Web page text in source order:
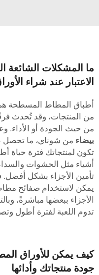
ما المشكلات الشائعة
الاعتبار عند شراء
أطباق المطاط المسطحة
من المنتجات، وقد تُحدث
من حيث الجودة أو الأداء.
بيضاء من شوناي، ما تحصل
تكون لمنتجاتك فترة
أشياء مثل الحشوات
تأمين الأجزاء بشكل أفضل.
يمكن لاستخدام صفائح
الأجزاء ببعضها مباشرةً،
تدوم اللعبة لفترة أطول
كيف يمكن للأوراق
جودة منتجاتك وأدائها